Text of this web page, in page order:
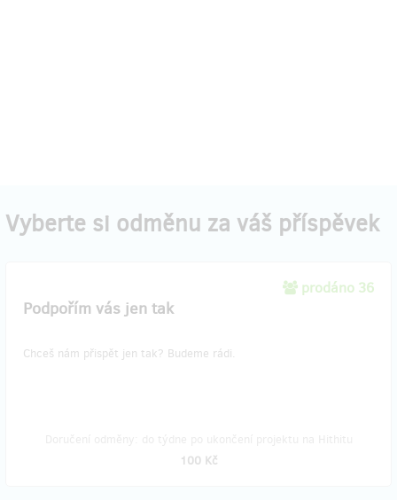
Vyberte si odměnu za váš příspěvek
prodáno 36
Podpořím vás jen tak
Chceš nám přispět jen tak? Budeme rádi.
100 Kč